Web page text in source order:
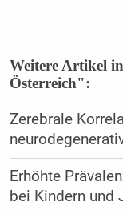
Weitere Artikel
Österreich":
Zerebrale
Erhöhte
bei Kindern und